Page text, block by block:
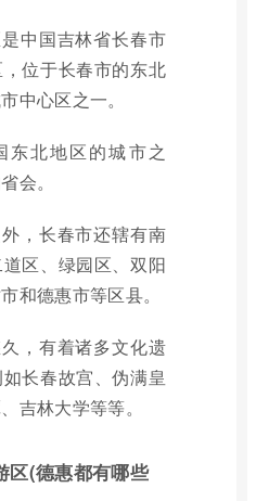
中国吉林省长春市
位于长春市的东北
中心区之一。
东北地区的城市之
会。
，长春市还辖有南
区、绿园区、双阳
和德惠市等区县。
，有着诸多文化遗
长春故宫、伪满皇
吉林大学等等。
区(德惠都有哪些